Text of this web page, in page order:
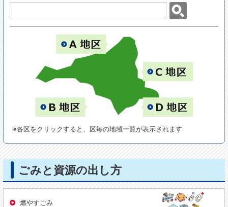
※各区をクリックすると、区毎の地域一覧が表示されます
ごみと資源の出し方
燃やすごみ